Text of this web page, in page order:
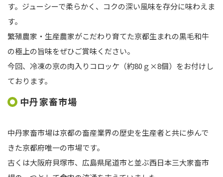
す。ジューシーで柔らかく、コクの深い風味を存分に味わえま
す。
繁殖農家・生産農家がこだわり育てた京都生まれの黒毛和牛
の極上の旨味をぜひご賞味ください。
今回、冷凍の京の肉入りコロッケ（約80ｇ×8個）をお付けし
ております。
中丹家畜市場
中丹家畜市場は京都の畜産業界の歴史を生産者と共に歩んで
きた京都府唯一の市場です。
古くは大阪府貝塚市、広島県尾道市と並ぶ西日本三大家畜市